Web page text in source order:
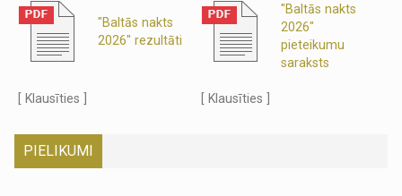
"Baltās nakts
2026" rezultāti
[ Klausīties ]
"Baltās nakts
2026"
pieteikumu
saraksts
[ Klausīties ]
PIELIKUMI